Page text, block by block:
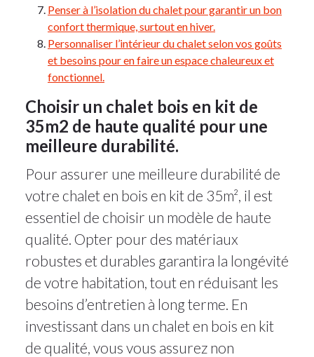
Penser à l’isolation du chalet pour garantir un bon
confort thermique, surtout en hiver.
Personnaliser l’intérieur du chalet selon vos goûts
et besoins pour en faire un espace chaleureux et
fonctionnel.
Choisir un chalet bois en kit de
35m2 de haute qualité pour une
meilleure durabilité.
Pour assurer une meilleure durabilité de
votre chalet en bois en kit de 35m², il est
essentiel de choisir un modèle de haute
qualité. Opter pour des matériaux
robustes et durables garantira la longévité
de votre habitation, tout en réduisant les
besoins d’entretien à long terme. En
investissant dans un chalet en bois en kit
de qualité, vous vous assurez non